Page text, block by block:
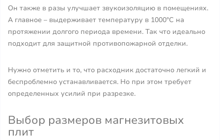
Он также в разы улучшает звукоизоляцию в помещениях.
А главное – выдерживает температуру в 1000°С на
протяжении долгого периода времени. Так что идеально
подходит для защитной противопожарной отделки.
Нужно отметить и то, что расходник достаточно легкий и
беспроблемно устанавливается. Но при этом требует
определенных усилий при разрезке.
Выбор размеров магнезитовых
плит